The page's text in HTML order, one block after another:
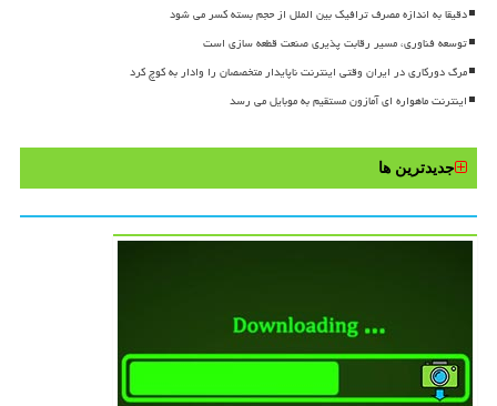
دقیقا به اندازه مصرف ترافیک بین الملل از حجم بسته کسر می شود
توسعه فناوری، مسیر رقابت پذیری صنعت قطعه سازی است
مرگ دورکاری در ایران وقتی اینترنت ناپایدار متخصصان را وادار به کوچ کرد
اینترنت ماهواره ای آمازون مستقیم به موبایل می رسد
جدیدترین ها